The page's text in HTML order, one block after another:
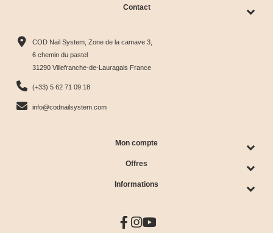
Contact
COD Nail System, Zone de la camave 3,
6 chemin du pastel
31290 Villefranche-de-Lauragais France
(+33) 5 62 71 09 18
info@codnailsystem.com
Mon compte
Offres
Informations